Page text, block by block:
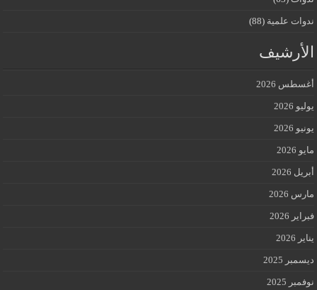
ندوات علمية (88)
الأرشيف
أغسطس 2026
يوليو 2026
يونيو 2026
مايو 2026
أبريل 2026
مارس 2026
فبراير 2026
يناير 2026
ديسمبر 2025
نوفمبر 2025